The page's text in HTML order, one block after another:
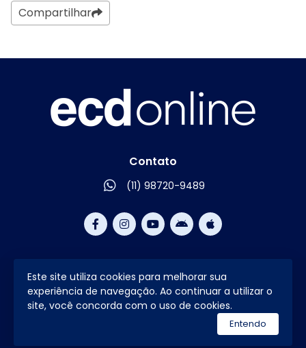
Compartilhar
Este site utiliza cookies para melhorar sua
experiência de navegação. Ao continuar a utilizar o
site, você concorda com o uso de cookies.
Entendo
Contato
(11) 98720-9489
2026 © Todos os direitos reservados.